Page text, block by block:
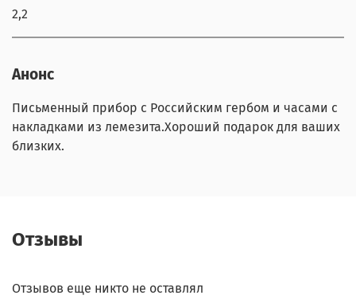
2,2
Анонс
Письменный прибор с Российским гербом и часами с
накладками из лемезита.Хороший подарок для ваших
близких.
Отзывы
Отзывов еще никто не оставлял